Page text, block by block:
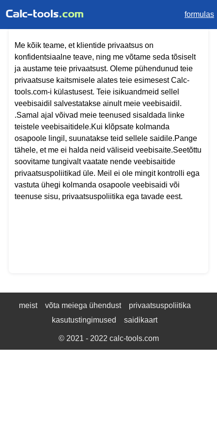
formulas
Me kõik teame, et klientide privaatsus on
konfidentsiaalne teave, ning me võtame seda tõsiselt
ja austame teie privaatsust. Oleme pühendunud teie
privaatsuse kaitsmisele alates teie esimesest Calc-
tools.com-i külastusest. Teie isikuandmeid sellel
veebisaidil salvestatakse ainult meie veebisaidil.
.Samal ajal võivad meie teenused sisaldada linke
teistele veebisaitidele.Kui klõpsate kolmanda
osapoole lingil, suunatakse teid sellele saidile.Pange
tähele, et me ei halda neid väliseid veebisaite.Seetõttu
soovitame tungivalt vaatate nende veebisaitide
privaatsuspoliitikad üle. Meil ​​ei ole mingit kontrolli ega
vastuta ühegi kolmanda osapoole veebisaidi või
teenuse sisu, privaatsuspoliitika ega tavade eest.
meist võta meiega ühendust
privaatsuspoliitika
kasutustingimused
saidikaart
© 2021 - 2022 calc-tools.com